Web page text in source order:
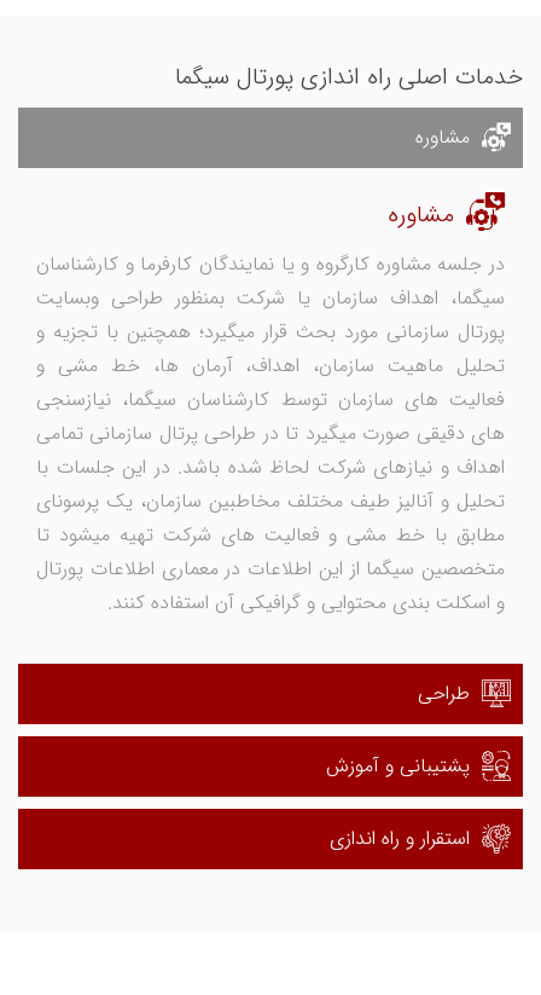
خدمات اصلی راه اندازی پورتال سیگما
مشاوره
مشاوره
در جلسه مشاوره كارگروه و یا نمایندگان کارفرما و کارشناسان
سیگما، اهداف سازمان یا شرکت بمنظور طراحی وبسایت
پورتال سازمانی مورد بحث قرار میگیرد؛ همچنین با تجزیه و
تحلیل ماهیت سازمان، اهداف، آرمان ها، خط مشی و
فعالیت های سازمان توسط کارشناسان سیگما، نیازسنجی
های دقیقی صورت میگیرد تا در طراحی پرتال سازمانی تمامی
اهداف و نیازهای شرکت لحاظ شده باشد. در این جلسات با
تحلیل و آنالیز طیف مختلف مخاطبین سازمان، یک پرسونای
مطابق با خط مشی و فعالیت های شرکت تهیه میشود تا
متخصصین سیگما از این اطلاعات در معماری اطلاعات پورتال
و اسکلت بندی محتوایی و گرافیکی آن استفاده کنند.
طراحی
پشتیبانی و آموزش
استقرار و راه اندازی